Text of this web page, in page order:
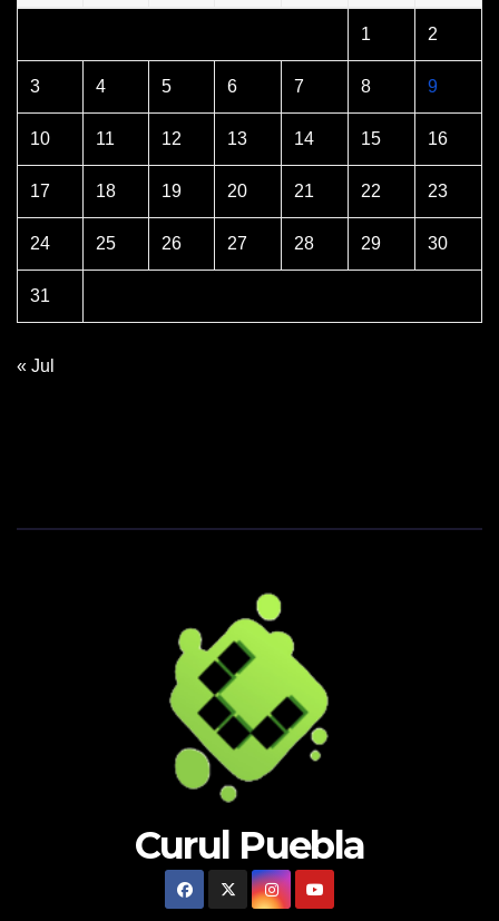
1 2
3 4 5 6 7 8 9
10 11 12 13 14 15 16
17 18 19 20 21 22 23
24 25 26 27 28 29 30
31
« Jul
Curul Puebla